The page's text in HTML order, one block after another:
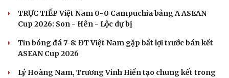
TRỰC TIẾP Việt Nam 0-0 Campuchia bảng A ASEAN
Cup 2026: Son - Hên - Lộc dự bị
Tin bóng đá 7-8: ĐT Việt Nam gặp bất lợi trước bán kết
ASEAN Cup 2026
Lý Hoàng Nam, Trương Vinh Hiển tạo chung kết trong